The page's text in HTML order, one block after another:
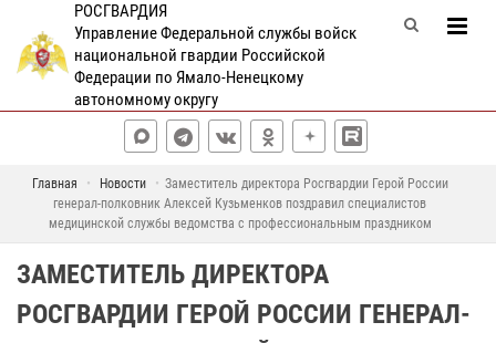
РОСГВАРДИЯ
Управление Федеральной службы войск
национальной гвардии Российской
Федерации по Ямало-Ненецкому
автономному округу
Главная Новости
Заместитель директора Росгвардии Герой России
генерал-полковник Алексей Кузьменков поздравил специалистов
медицинской службы ведомства с профессиональным праздником
ЗАМЕСТИТЕЛЬ ДИРЕКТОРА
РОСГВАРДИИ ГЕРОЙ РОССИИ ГЕНЕРАЛ-